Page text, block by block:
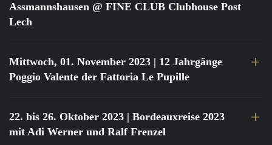
Assmannshausen @ FINE CLUB Clubhouse Post
Lech
Mittwoch, 01. November 2023 | 12 Jahrgänge
Poggio Valente der Fattoria Le Pupille
22. bis 26. Oktober 2023 | Bordeauxreise 2023
mit Adi Werner und Ralf Frenzel